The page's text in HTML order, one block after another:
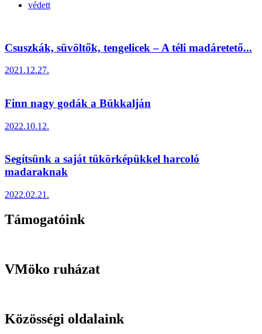
védett
Csuszkák, süvöltők, tengelicek – A téli madáretető...
2021.12.27.
Finn nagy godák a Bükkalján
2022.10.12.
Segítsünk a saját tükörképükkel harcoló
madaraknak
2022.02.21.
Támogatóink
VMöko ruházat
Közösségi oldalaink